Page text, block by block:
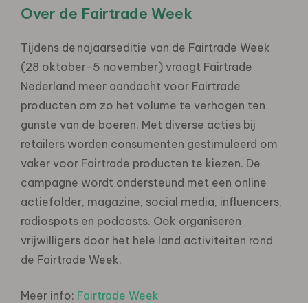
Over de Fairtrade Week
Tijdens de najaarseditie van de Fairtrade Week
(28 oktober-5 november) vraagt Fairtrade
Nederland meer aandacht voor Fairtrade
producten om zo het volume te verhogen ten
gunste van de boeren. Met diverse acties bij
retailers worden consumenten gestimuleerd om
vaker voor Fairtrade producten te kiezen. De
campagne wordt ondersteund met een online
actiefolder, magazine, social media, influencers,
radiospots en podcasts. Ook organiseren
vrijwilligers door het hele land activiteiten rond
de Fairtrade Week.
Meer info: Fairtrade Week